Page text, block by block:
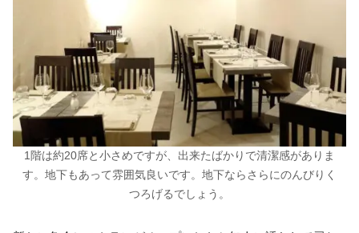
1階は約20席と小さめですが、出来たばかりで清潔感がありま
す。地下もあって雰囲気良いです。地下ならさらにのんびりく
つろげるでしょう。